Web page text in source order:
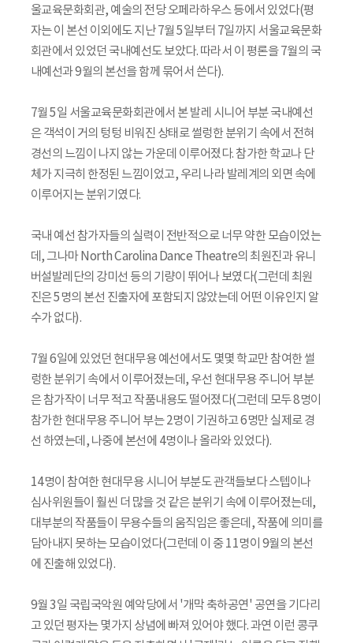
울교육문화회관, 예술의 전당 오페라하우스 등에서 있었다(평
자는 이 본선 이외에도 지난 7월 5일부터 7일까지 서울교육문화
회관에서 있었던 국내예선도 보았다. 따라서 이 평론을 7월의 국
내예선과 9월의 본선을 함께 묶어서 쓴다).
7월 5일 서울교육문화회관에서 본 발레 시니어 부분 국내예선
은 객석이 거의 텅텅 비워진 상태로 썰렁한 분위기 속에서 전혀
경선의 느낌이 나지 않는 가운데 이루어졌다. 참가한 학교나 단
체가 지극히 한정된 느낌이었고, 우리 나라 발레계의 외면 속에
이루어지는 분위기였다.
국내 예선 참가자들의 실력이 전반적으로 너무 약한 모습이었는
데, 그나마 North Carolina Dance Theatre의 최원진과 유니
버설발레단의 강미선 등의 기량이 뛰어나 보였다(그런데 최원
진은 5명의 본선 진출자에 포함되지 않았는데 어떤 이유인지 알
수가 없다).
7월 6일에 있었던 현대무용 예선에서도 몇몇 학교만 참여한 썰
렁한 분위기 속에서 이루어졌는데, 우선 현대무용 주니어 부분
은 참가작이 너무 적고 작품내용도 떨어졌다(그런데 모두 8명이
참가한 현대무용 주니어 부는 2명이 기권하고 6명만 실제로 경
선 하였는데, 나중에 본선에 4명이나 올라와 있었다).
14명이 참여한 현대무용 시니어 부분도 관객들보다 스텝이나
심사위원들이 훨씬 더 많을 것 같은 분위기 속에 이루어졌는데,
대부분의 작품들이 무용수들의 움직임은 좋은데, 작품에 의미를
담아내지 못하는 모습이었다(그런데 이 중 11명이 9월의 본선
에 진출해 있었다).
9월 3일 국립국악원 예악당에서 '개막 축하공연' 공연을 기다리
고 있던 평자는 몇가지 상념에 빠져 있어야 했다. 과연 이런 콩쿠